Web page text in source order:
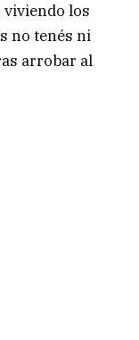
viviendo los
no tenés ni
arrobar al